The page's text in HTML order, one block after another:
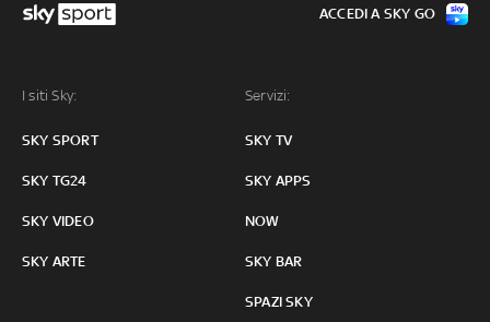
I siti Sky:
SKY SPORT
SKY TG24
SKY VIDEO
SKY ARTE
Servizi:
SKY TV
SKY APPS
NOW
SKY BAR
SPAZI SKY
ACCEDI A SKY GO